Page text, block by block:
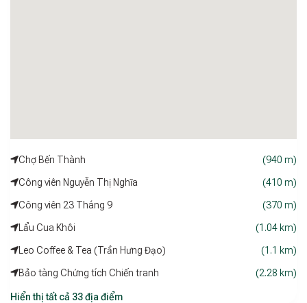
Chợ Bến Thành (940 m)
Công viên Nguyễn Thị Nghĩa (410 m)
Công viên 23 Tháng 9 (370 m)
Lẩu Cua Khôi (1.04 km)
Leo Coffee & Tea (Trần Hưng Đạo) (1.1 km)
Bảo tàng Chứng tích Chiến tranh (2.28 km)
Hiển thị tất cả 33 địa điểm